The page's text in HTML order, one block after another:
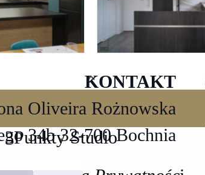
KONTAKT
Oliveira Rożnowska
34b 32-700 Bochnia
Studio